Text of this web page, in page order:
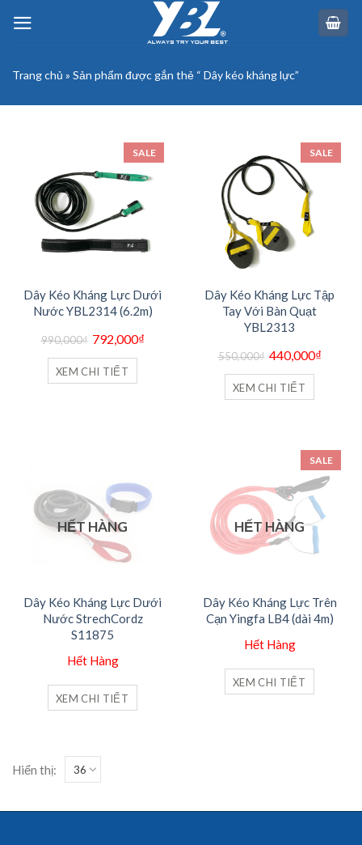
Trang chủ » Sản phẩm được gắn thẻ “ Dây kéo kháng lực”
SALE
Dây Kéo Kháng Lực Dưới
Nước YBL2314 (6.2m)
990,000₫
Giá
gốc
là:
990,000₫.
792,000₫Giá
hiện
XEM CHI TIẾT
SALE
Dây Kéo Kháng Lực Tập
Tay Với Bàn Quạt
YBL2313
550,000₫
Giá
gốc
là:
550,000₫.
440,000₫Giá
hiện
XEM CHI TIẾT
HẾT HÀNG
Dây Kéo Kháng Lực Dưới
Nước StrechCordz
S11875
Hết Hàng
XEM CHI TIẾT
SALE
HẾT HÀNG
Dây Kéo Kháng Lực Trên
Cạn Yingfa LB4 (dài 4m)
Hết Hàng
XEM CHI TIẾT
Hiển thị: